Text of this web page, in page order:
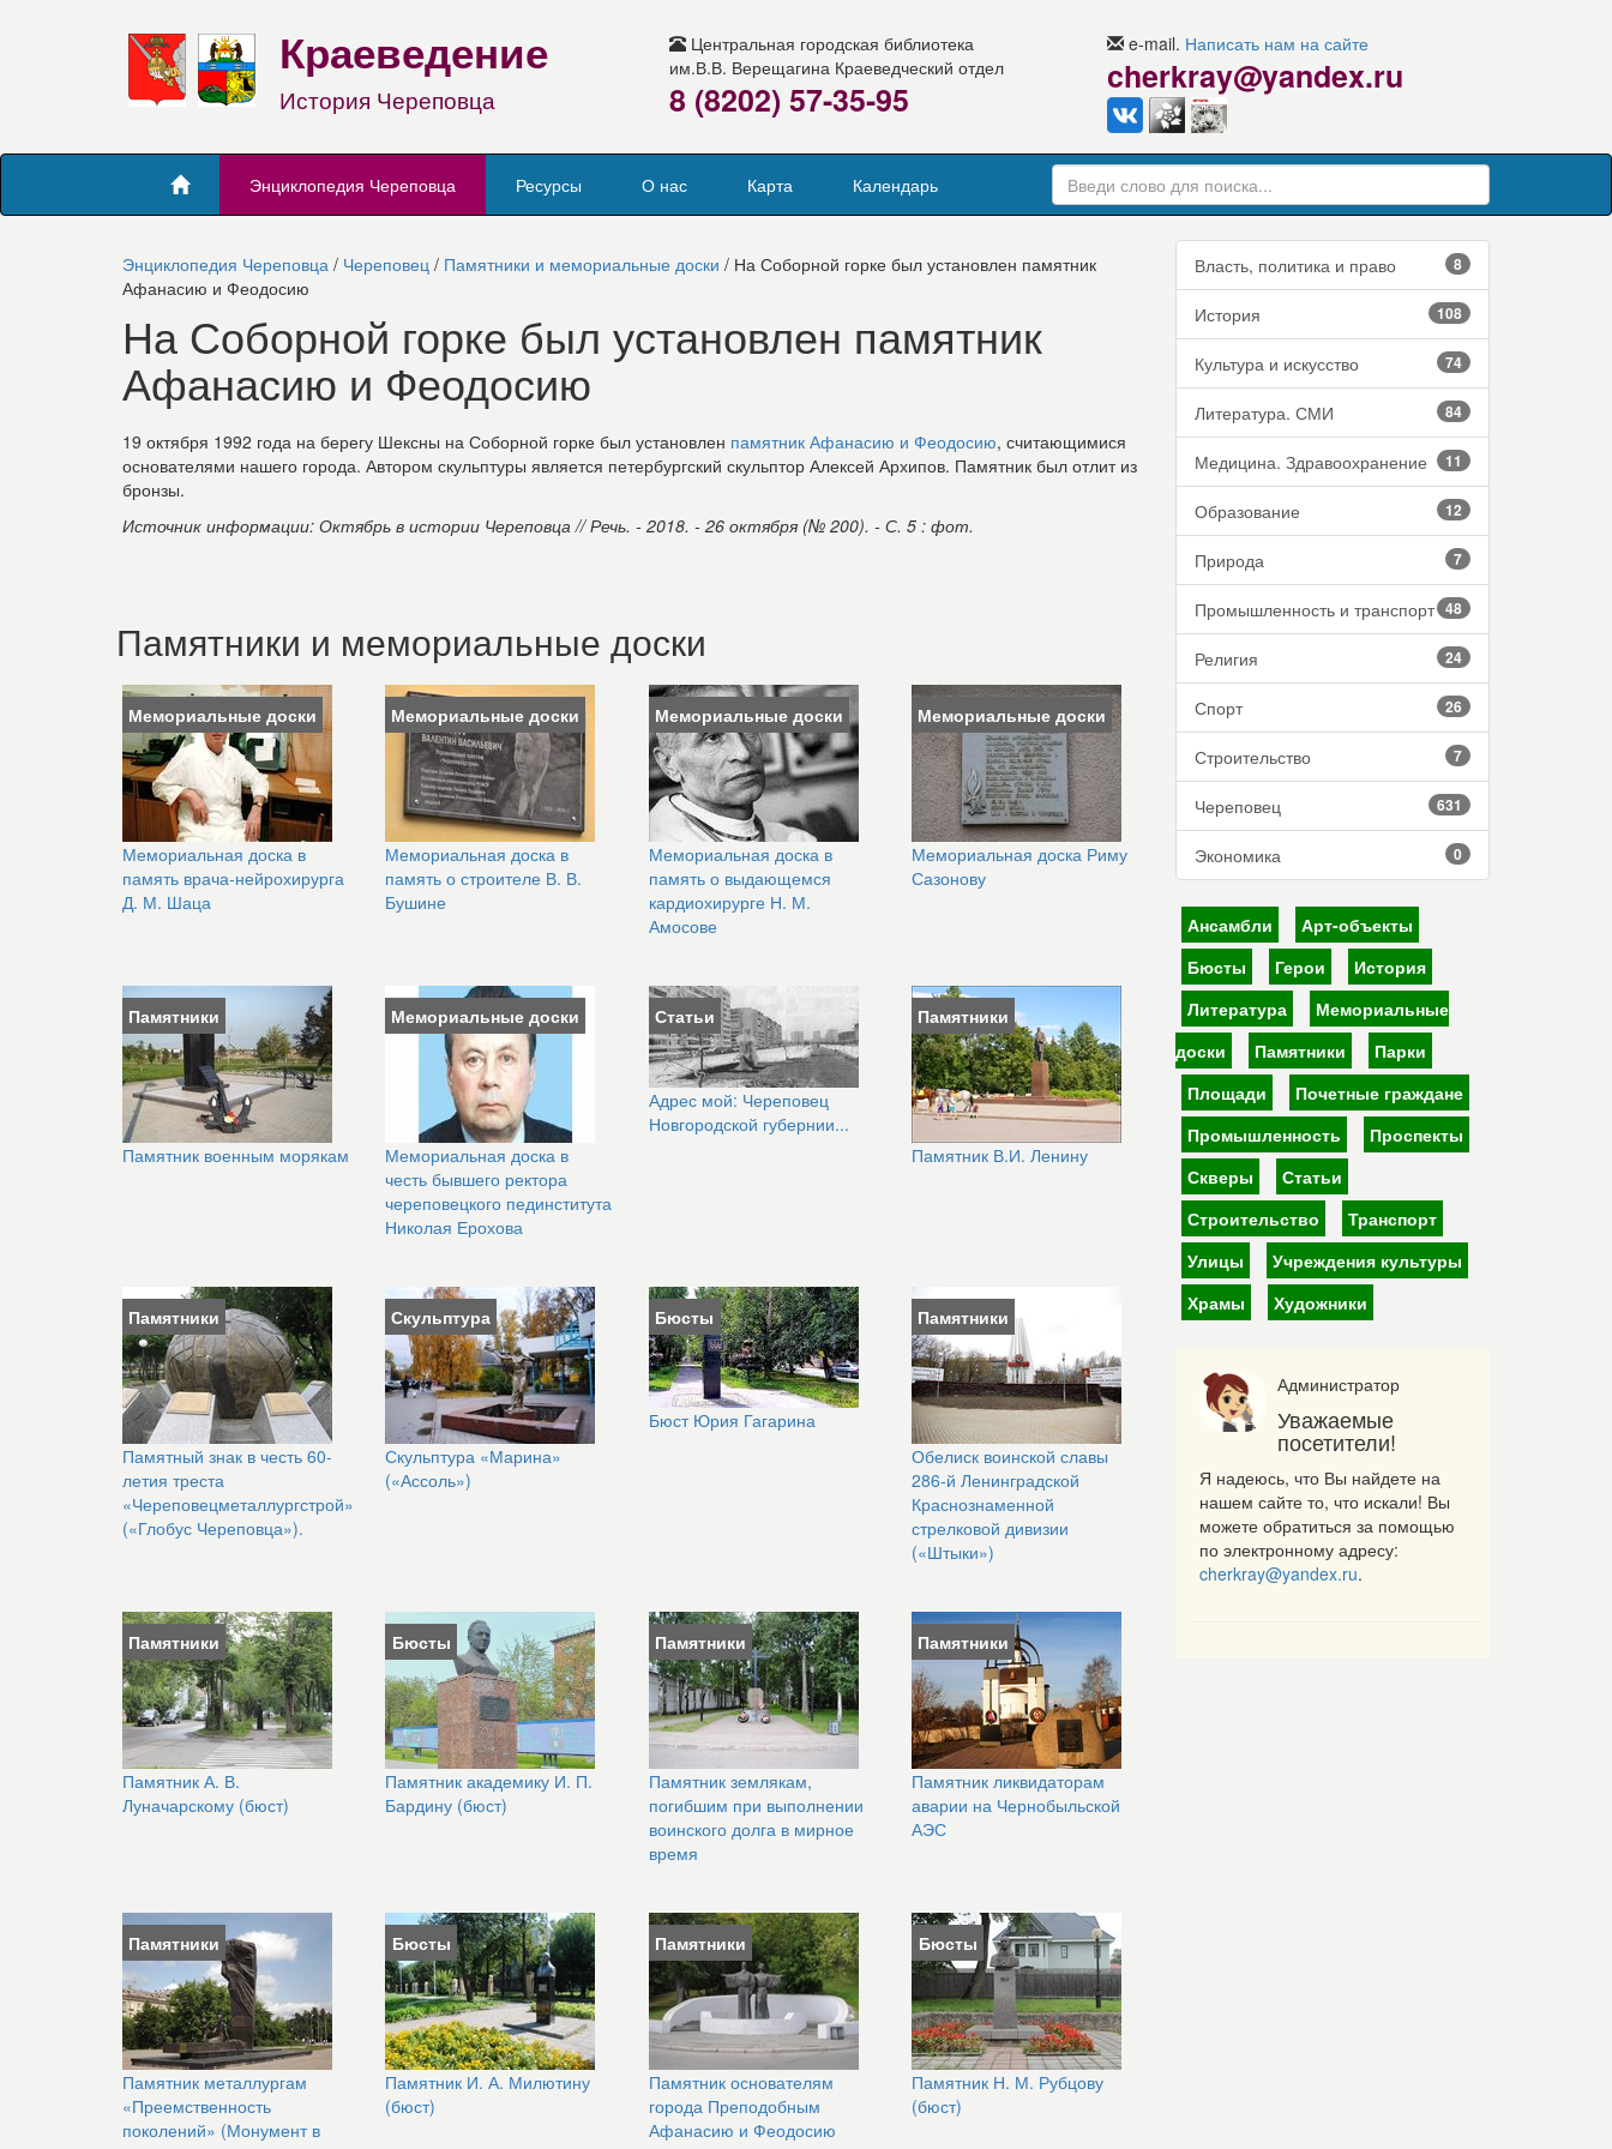
Краеведение
История Череповца
Центральная городская библиотека
им.В.В. Верещагина Краеведческий отдел
8 (8202) 57-35-95
e-mail. Написать нам на сайте
cherkray@yandex.ru
Энциклопедия Череповца Ресурсы О нас Карта Календарь
Энциклопедия Череповца / Череповец / Памятники и мемориальные доски / На Соборной горке был установлен памятник
Афанасию и Феодосию
На Соборной горке был установлен памятник
Афанасию и Феодосию
19 октября 1992 года на берегу Шексны на Соборной горке был установлен памятник Афанасию и Феодосию, считающимися
основателями нашего города. Автором скульптуры является петербургский скульптор Алексей Архипов. Памятник был отлит из
бронзы.
Источник информации: Октябрь в истории Череповца // Речь. - 2018. - 26 октября (№ 200). - С. 5 : фот.
Памятники и мемориальные доски
Мемориальные доски
Мемориальная доска в
память врача-нейрохирурга
Д. М. Шаца
Мемориальные доски
Мемориальная доска в
память о строителе В. В.
Бушине
Мемориальные доски
Мемориальная доска в
память о выдающемся
кардиохирурге Н. М.
Амосове
Мемориальные доски
Мемориальная доска Риму
Сазонову
Памятники
Памятник военным морякам
Мемориальные доски
Мемориальная доска в
честь бывшего ректора
череповецкого пединститута
Николая Ерохова
Статьи
Адрес мой: Череповец
Новгородской губернии...
Памятники
Памятник В.И. Ленину
Памятники
Памятный знак в честь 60-
летия треста
«Череповецметаллургстрой»
(«Глобус Череповца»).
Скульптура
Скульптура «Марина»
(«Ассоль»)
Бюсты
Бюст Юрия Гагарина
Памятники
Обелиск воинской славы
286-й Ленинградской
Краснознаменной
стрелковой дивизии
(«Штыки»)
Памятники
Памятник А. В.
Луначарскому (бюст)
Бюсты
Памятник академику И. П.
Бардину (бюст)
Памятники
Памятник землякам,
погибшим при выполнении
воинского долга в мирное
время
Памятники
Памятник ликвидаторам
аварии на Чернобыльской
АЭС
Памятники
Памятник металлургам
«Преемственность
поколений» (Монумент в
Бюсты
Памятник И. А. Милютину
(бюст)
Памятники
Памятник основателям
города Преподобным
Афанасию и Феодосию
Бюсты
Памятник Н. М. Рубцову
(бюст)
Власть, политика и право 8
История 108
Культура и искусство 74
Литература. СМИ 84
Медицина. Здравоохранение 11
Образование 12
Природа 7
Промышленность и транспорт 48
Религия 24
Спорт 26
Строительство 7
Череповец 631
Экономика 0
Ансамбли
Арт-объекты
Бюсты
Герои
История
Литература
Мемориальные
доски
Памятники
Парки
Площади
Почетные граждане
Промышленность
Проспекты
Скверы
Статьи
Строительство
Транспорт
Улицы
Учреждения культуры
Храмы
Художники
Администратор
Уважаемые
посетители!
Я надеюсь, что Вы найдете на
нашем сайте то, что искали! Вы
можете обратиться за помощью
по электронному адресу:
cherkray@yandex.ru.